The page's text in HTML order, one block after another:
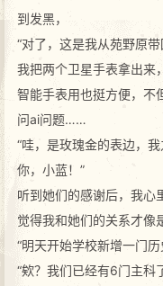
到发黑，
“对了，这是我从苑野原
我把两个卫星手表拿出来
智能手表用也挺方便，不
问ai问题……
“哇，是玫瑰金的表边，
你，小蓝！”
听到她们的感谢后，我心
觉得我和她们的关系才
“明天开始学校新增一门
“欸？我们已经有6门主科